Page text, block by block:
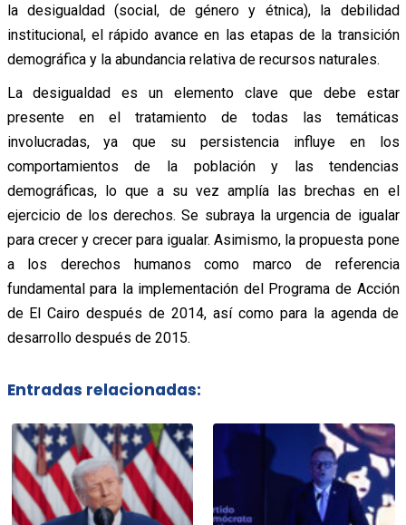
la desigualdad (social, de género y étnica), la debilidad
institucional, el rápido avance en las etapas de la transición
demográfica y la abundancia relativa de recursos naturales.
La desigualdad es un elemento clave que debe estar
presente en el tratamiento de todas las temáticas
involucradas, ya que su persistencia influye en los
comportamientos de la población y las tendencias
demográficas, lo que a su vez amplía las brechas en el
ejercicio de los derechos. Se subraya la urgencia de igualar
para crecer y crecer para igualar. Asimismo, la propuesta pone
a los derechos humanos como marco de referencia
fundamental para la implementación del Programa de Acción
de El Cairo después de 2014, así como para la agenda de
desarrollo después de 2015.
Entradas relacionadas: